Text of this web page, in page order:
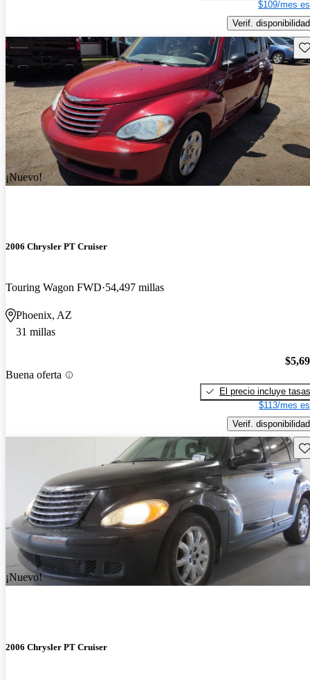
$109/mes
Verif. disponibilidad
¡Nuevo!
2006 Chrysler PT Cruiser
Touring Wagon FWD 54,497 millas
Phoenix, AZ
31 millas
Buena oferta
El precio incluye tasas
$113/mes
Verif. disponibilidad
¡Nuevo!
2006 Chrysler PT Cruiser